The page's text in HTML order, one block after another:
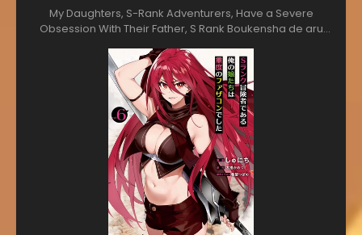
My Daughters, S-Rank Adventurers, Have a Severe
Obsession With Their Father, S Rank Boukensha de aru
Мои дочери, которые являются искателями приключений S-
ранга, очень сильно увлеклись, 身为S级冒险者的我，女儿却是
重度父控, Ｓランク冒険者である俺の娘たちは重度のファザコン
でした